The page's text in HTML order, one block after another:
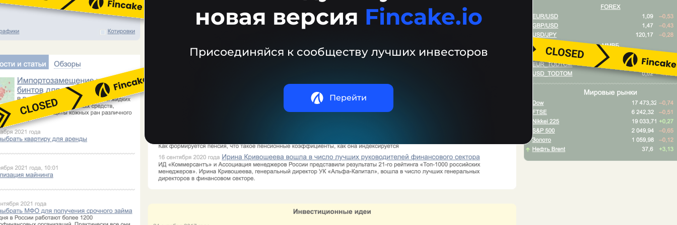
новая версия Fincake.io
Присоединяйся к сообществу лучших инвесторов
Перейти